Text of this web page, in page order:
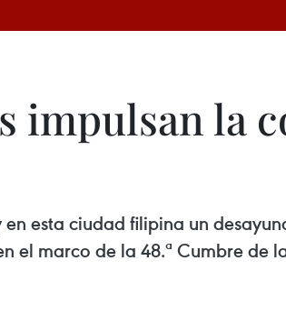
impulsan la
esta ciudad filipina un
el marco de la 48.ª Cumbre de